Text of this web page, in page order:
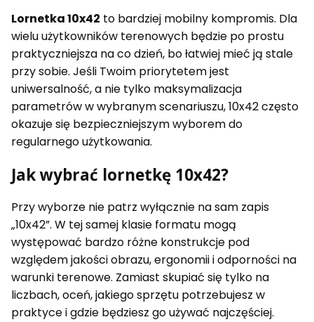
Lornetka 10x42 to bardziej mobilny kompromis. Dla
wielu użytkowników terenowych będzie po prostu
praktyczniejsza na co dzień, bo łatwiej mieć ją stale
przy sobie. Jeśli Twoim priorytetem jest
uniwersalność, a nie tylko maksymalizacja
parametrów w wybranym scenariuszu, 10x42 często
okazuje się bezpieczniejszym wyborem do
regularnego użytkowania.
Jak wybrać lornetkę 10x42?
Przy wyborze nie patrz wyłącznie na sam zapis
„10x42”. W tej samej klasie formatu mogą
występować bardzo różne konstrukcje pod
względem jakości obrazu, ergonomii i odporności na
warunki terenowe. Zamiast skupiać się tylko na
liczbach, oceń, jakiego sprzętu potrzebujesz w
praktyce i gdzie będziesz go używać najczęściej.